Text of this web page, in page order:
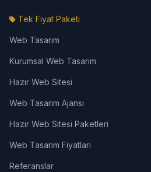
Tek Fiyat Paketi
Web Tasarım
Kurumsal Web Tasarım
Hazır Web Sitesi
Web Tasarım Ajansı
Hazır Web Sitesi Paketleri
Web Tasarım Fiyatları
Referanslar